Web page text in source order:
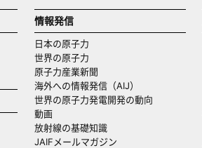
情報発信
日本の原子力
世界の原子力
原子力産業新聞
海外への情報発信（AIJ）
世界の原子力発電開発の動向
動画
放射線の基礎知識
JAIFメールマガジン